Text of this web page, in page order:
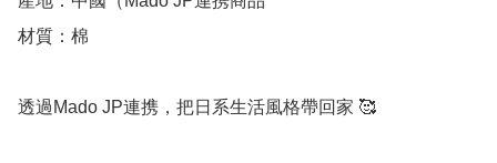
材質：棉
透過Mado JP連携，把日系生活風格帶回家 🥰